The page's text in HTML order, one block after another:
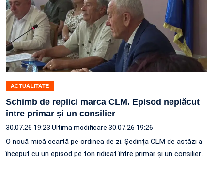
ACTUALITATE
Schimb de replici marca CLM. Episod neplăcut
între primar și un consilier
30.07.26 19:23 Ultima modificare 30.07.26 19:26
O nouă mică ceartă pe ordinea de zi. Ședința CLM de astăzi a
început cu un episod pe ton ridicat între primar și un consilier…